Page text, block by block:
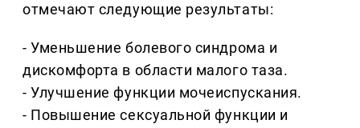
отмечают следующие результаты:
- Уменьшение болевого синдрома и
дискомфорта в области малого таза.
- Улучшение функции мочеиспускания.
- Повышение сексуальной функции и